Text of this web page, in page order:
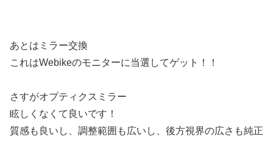
あとはミラー交換
これはWebikeのモニターに当選してゲット！！
さすがオプティクスミラー
眩しくなくて良いです！
質感も良いし、調整範囲も広いし、後方視界の広さも純正